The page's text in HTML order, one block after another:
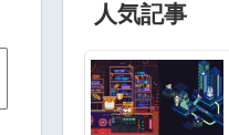
人気記事